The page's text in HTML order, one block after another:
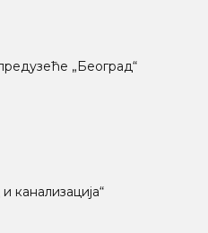
„Београд“
канализација“